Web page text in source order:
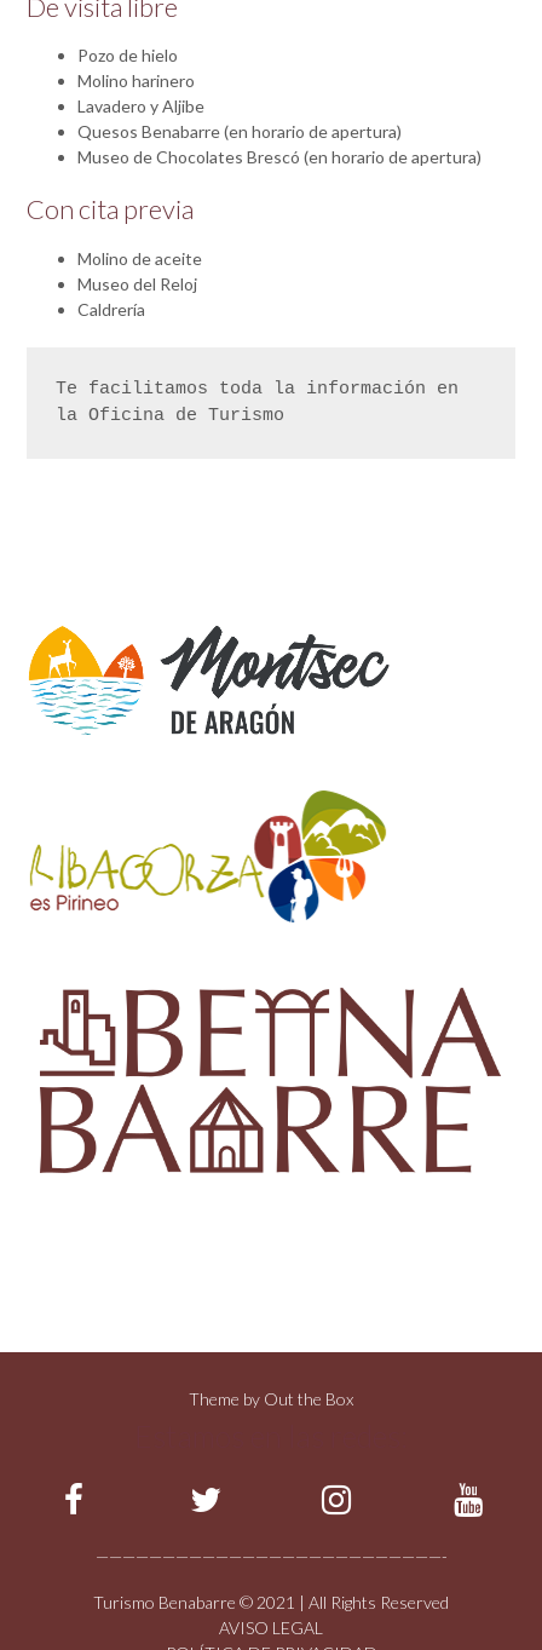
Pozo de hielo
Molino harinero
Lavadero y Aljibe
Quesos Benabarre (en horario de apertura)
Museo de Chocolates Brescó (en horario de apertura)
Con cita previa
Molino de aceite
Museo del Reloj
Caldrería
Te facilitamos toda la información en
la Oficina de Turismo
Theme by Out the Box
——————————————————————————-
Turismo Benabarre © 2021 | All Rights Reserved
AVISO LEGAL